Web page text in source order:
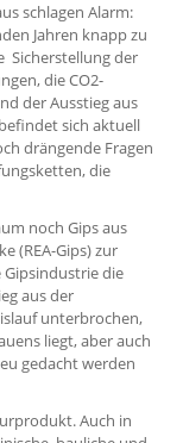
schlagen Alarm:
Jahren knapp zu
Sicherstellung der
die CO2-
der Ausstieg aus
sich aktuell
drängende Fragen
die
noch Gips aus
(REA-Gips) zur
die
aus der
unterbrochen,
liegt, aber auch
gedacht werden
Auch in